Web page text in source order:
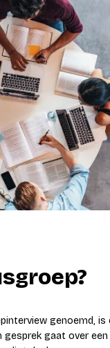
genoemd, is
gaat over